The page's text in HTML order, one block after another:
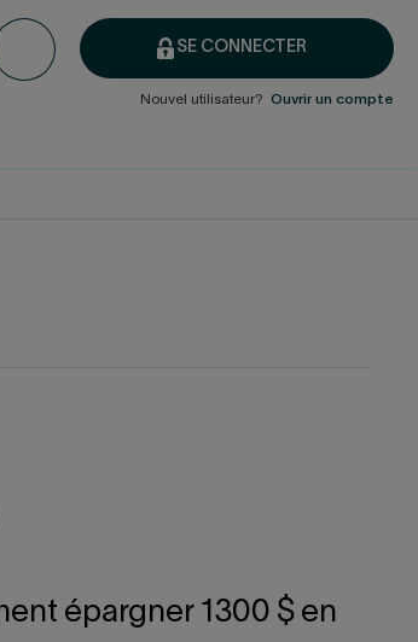
SE CONNECTER
Nouvel utilisateur? Ouvrir un compte
épargner 1300 $ en